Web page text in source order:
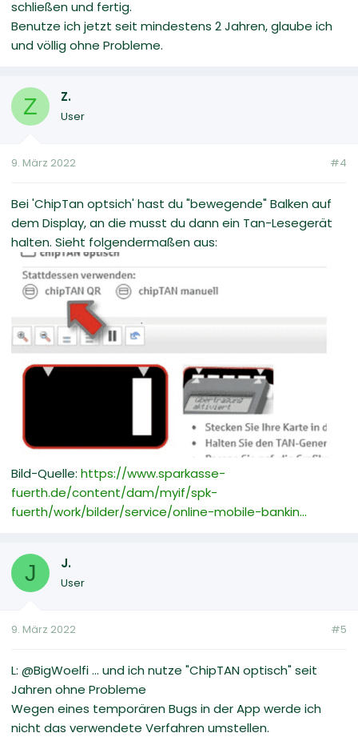
schließen und fertig.
Benutze ich jetzt seit mindestens 2 Jahren, glaube ich
und völlig ohne Probleme.
Z Z.
User
9. März 2022 #4
Bei 'ChipTan optsich' hast du "bewegende" Balken auf
dem Display, an die musst du dann ein Tan-Lesegerät
halten. Sieht folgendermaßen aus:
Bild-Quelle: https://www.sparkasse-
fuerth.de/content/dam/myif/spk-
fuerth/work/bilder/service/online-mobile-bankin...
J J.
User
9. März 2022 #5
L: @BigWoelfi ... und ich nutze "ChipTAN optisch" seit
Jahren ohne Probleme
Wegen eines temporären Bugs in der App werde ich
nicht das verwendete Verfahren umstellen.